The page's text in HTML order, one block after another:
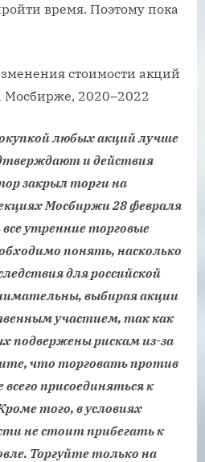
время. Поэтому пока
любых акций лучше
и действия
закрыл торги на
Мосбиржи 28 февраля
утренние торговые
понять, насколько
для российской
выбирая акции
участием, так как
подвержены рискам из-за
что торговать против
присоединяться к
того, в условиях
не стоит прибегать к
Торгуйте только на